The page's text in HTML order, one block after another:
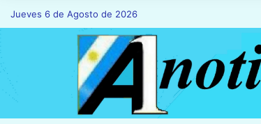
Jueves 6 de Agosto de 2026Hoy es Jueves 6 de Agosto